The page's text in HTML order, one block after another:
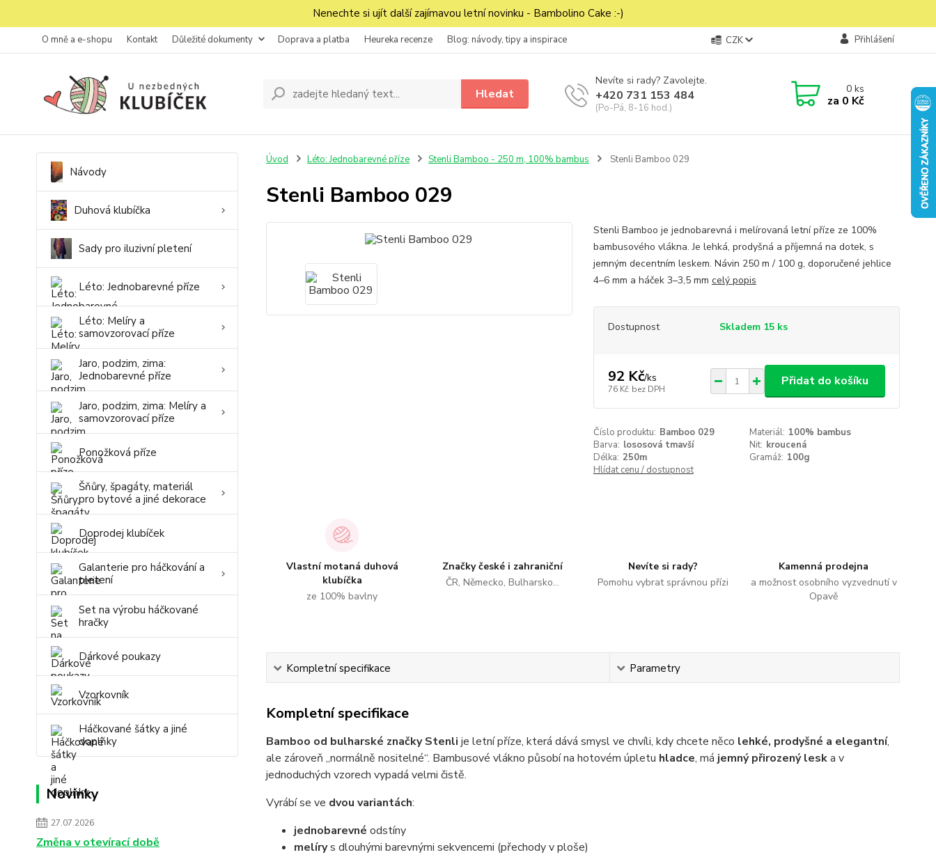
Nenechte si ujít další zajímavou letní novinku - Bambolino Cake :-)
O mně a e-shopu Kontakt Důležité dokumenty Doprava a platba Heureka recenze Blog: návody, tipy a inspirace CZK Přihlášení
Hledat
Nevíte si rady? Zavolejte.
+420 731 153 484
(Po-Pá, 8-16 hod.)
0ks
za 0 Kč
Návody
Duhová klubíčka
Sady pro iluzivní pletení
Léto: Jednobarevné příze
Léto: Melíry a
samovzorovací příze
Jaro, podzim, zima:
Jednobarevné příze
Jaro, podzim, zima: Melíry a
samovzorovací příze
Ponožková příze
Šňůry, špagáty, materiál
pro bytové a jiné dekorace
Doprodej klubíček
Galanterie pro háčkování a
pletení
Set na výrobu háčkované
hračky
Dárkové poukazy
Vzorkovník
Háčkované šátky a jiné
doplňky
Novinky
27.07.2026
Změna v otevírací době
Úvod Léto: Jednobarevné příze Stenli Bamboo - 250 m, 100% bambus Stenli Bamboo 029
Stenli Bamboo 029
Stenli Bamboo je jednobarevná i melírovaná letní příze ze 100%
bambusového vlákna. Je lehká, prodyšná a příjemná na dotek, s
jemným decentním leskem. Návin 250 m / 100 g, doporučené jehlice
4–6 mm a háček 3–3,5 mm celý popis
Dostupnost Skladem 15 ks
92 Kč/ks
76 Kč bez DPH
Přidat do košíku
Číslo produktu: Bamboo 029 Materiál: 100% bambus
Barva: lososová tmavší Nit: kroucená
Délka: 250m Gramáž: 100g
Hlídat cenu / dostupnost
Vlastní motaná duhová
klubíčka
ze 100% bavlny
Značky české i zahraniční
ČR, Německo, Bulharsko...
Nevíte si rady?
Pomohu vybrat správnou přízi
Kamenná prodejna
a možnost osobního vyzvednutí v
Opavě
Kompletní specifikace Parametry
Kompletní specifikace
Bamboo od bulharské značky Stenli je letní příze, která dává smysl ve chvíli, kdy chcete něco lehké, prodyšné a elegantní,
ale zároveň „normálně nositelné“. Bambusové vlákno působí na hotovém úpletu hladce, má jemný přirozený leska v
jednoduchých vzorech vypadá velmi čistě.
Vyrábí se ve dvou variantách:
jednobarevné odstíny
melírys dlouhými barevnými sekvencemi (přechody v ploše)